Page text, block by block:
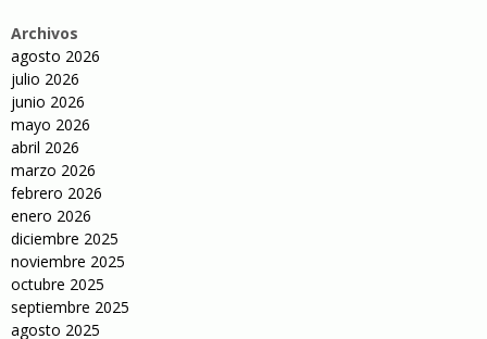
Archivos
agosto 2026
julio 2026
junio 2026
mayo 2026
abril 2026
marzo 2026
febrero 2026
enero 2026
diciembre 2025
noviembre 2025
octubre 2025
septiembre 2025
agosto 2025